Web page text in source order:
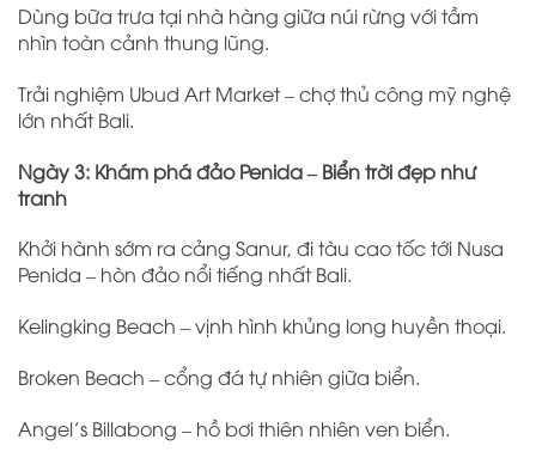
Dùng bữa trưa tại nhà hàng giữa núi rừng với tầm
nhìn toàn cảnh thung lũng.
Trải nghiệm Ubud Art Market – chợ thủ công mỹ nghệ
lớn nhất Bali.
Ngày 3: Khám phá đảo Penida – Biển trời đẹp như
tranh
Khởi hành sớm ra cảng Sanur, đi tàu cao tốc tới Nusa
Penida – hòn đảo nổi tiếng nhất Bali.
Kelingking Beach – vịnh hình khủng long huyền thoại.
Broken Beach – cổng đá tự nhiên giữa biển.
Angel’s Billabong – hồ bơi thiên nhiên ven biển.